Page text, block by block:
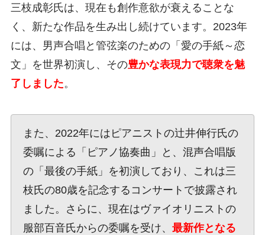
三枝成彰氏は、現在も創作意欲が衰えることな
く、新たな作品を生み出し続けています。2023年
には、男声合唱と管弦楽のための「愛の手紙～恋
文」を世界初演し、その豊かな表現力で聴衆を魅
了しました。
また、2022年にはピアニストの辻井伸行氏の
委嘱による「ピアノ協奏曲」と、混声合唱版
の「最後の手紙」を初演しており、これは三
枝氏の80歳を記念するコンサートで披露され
ました。さらに、現在はヴァイオリニストの
服部百音氏からの委嘱を受け、 最新作となる